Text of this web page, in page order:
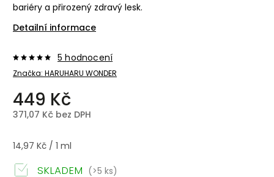
bariéry a přirozený zdravý lesk.
Detailní informace
Značka: HARUHARU WONDER
5 hodnocení
449 Kč
371,07 Kč bez DPH
14,97 Kč / 1 ml
SKLADEM (>5 ks)